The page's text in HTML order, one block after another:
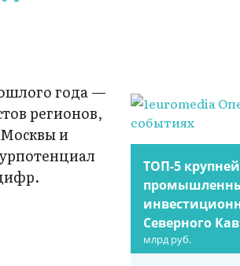
года —
регионов,
Москвы и
ТОП-5
Северного
млрд руб.